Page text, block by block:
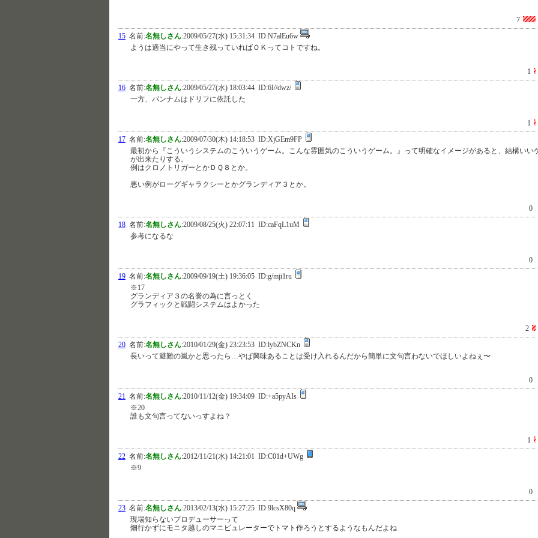
7
15 名前:名無しさん:2009/05/27(水) 15:31:34 ID:N7alEu6w
ようは適当にやって生き残っていればＯＫってコトですね。
1
16 名前:名無しさん:2009/05/27(水) 18:03:44 ID:6I//dwz/
一方、バンナムはドリフに依託した
1
17 名前:名無しさん:2009/07/30(木) 14:18:53 ID:XjGEm9FP
最初から『こういうシステムのこういうゲーム。こんな雰囲気のこういうゲーム。』って明確なイメージがあると、結構いい
が出来たりする。
例はクロノトリガーとかＤＱ８とか。
悪い例がローグギャラクシーとかグランディア３とか。
0
18 名前:名無しさん:2009/08/25(火) 22:07:11 ID:caFqL1uM
参考になるな
0
19 名前:名無しさん:2009/09/19(土) 19:36:05 ID:g/mji1ru
※17
グランディア３の名誉の為に言っとく
グラフィックと戦闘システムはよかった
2
20 名前:名無しさん:2010/01/29(金) 23:23:53 ID:lybZNCKn
長いって避難の嵐かと思ったら…やぱ興味あることは受け入れるんだから簡単に文句言わないでほしいよねぇ〜
0
21 名前:名無しさん:2010/11/12(金) 19:34:09 ID:+a5pyAIs
※20
誰も文句言ってないっすよね？
1
22 名前:名無しさん:2012/11/21(水) 14:21:01 ID:C01d+UWg
※9
0
23 名前:名無しさん:2013/02/13(水) 15:27:25 ID:9lcsX80q
現場知らないプロデューサーって
畑行かずにモニタ越しのマニピュレーターでトマト作ろうとするようなもんだよね